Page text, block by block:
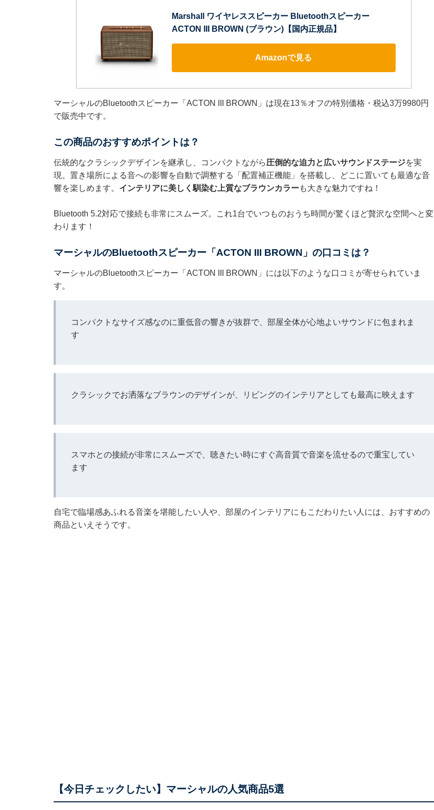
Marshall ワイヤレススピーカー Bluetoothスピーカー
ACTON III BROWN (ブラウン)【国内正規品】
Amazonで見る
マーシャルのBluetoothスピーカー「ACTON III BROWN」は現在13％オフの特別価格・税込3万9980円
で販売中です。
この商品のおすすめポイントは？
伝統的なクラシックデザインを継承し、コンパクトながら圧倒的な迫力と広いサウンドステージを実
現。置き場所による音への影響を自動で調整する「配置補正機能」を搭載し、どこに置いても最適な音
響を楽しめます。 インテリアに美しく馴染む上質なブラウンカラーも大きな魅力ですね！
Bluetooth 5.2対応で接続も非常にスムーズ。これ1台でいつものおうち時間が驚くほど贅沢な空間へと変
わります！
マーシャルのBluetoothスピーカー「ACTON III BROWN」の口コミは？
マーシャルのBluetoothスピーカー「ACTON III BROWN」には以下のような口コミが寄せられていま
す。
コンパクトなサイズ感なのに重低音の響きが抜群で、部屋全体が心地よいサウンドに包まれま
す
クラシックでお洒落なブラウンのデザインが、リビングのインテリアとしても最高に映えます
スマホとの接続が非常にスムーズで、聴きたい時にすぐ高音質で音楽を流せるので重宝してい
ます
自宅で臨場感あふれる音楽を堪能したい人や、部屋のインテリアにもこだわりたい人には、おすすめの
商品といえそうです。
【今日チェックしたい】マーシャルの人気商品5選